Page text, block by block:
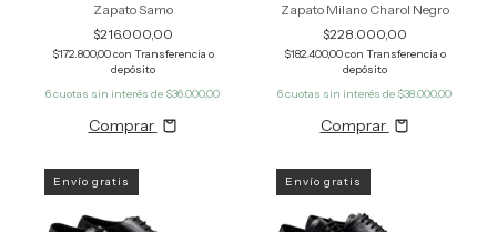
Zapato Samo
$216.000,00
$172.800,00con Transferencia o
depósito
6cuotas sin interés de $36.000,00
Comprar
Zapato Milano Charol Negro
$228.000,00
$182.400,00con Transferencia o
depósito
6cuotas sin interés de $38.000,00
Comprar
Envío gratis Envío gratis